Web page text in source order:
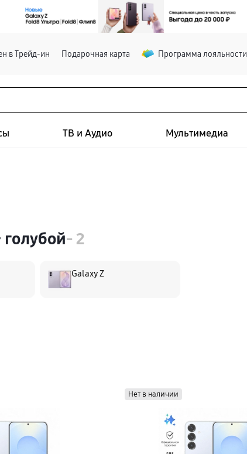
в Трейд-ин Подарочная карта
Программа лояльности
ТВ и Аудио Мультимедиа
- 2
Galaxy Z
Нет в наличии